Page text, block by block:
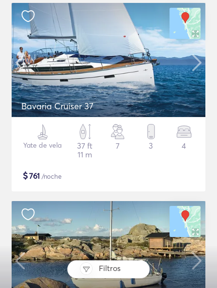
Filtros
Bavaria Cruiser 37
Yate de vela
37 ft
11 m
7 3 4
$761 /noche